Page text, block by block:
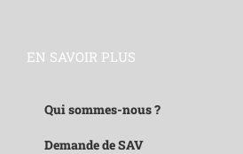
EN SAVOIR PLUS
Qui sommes-nous ?
Demande de SAV